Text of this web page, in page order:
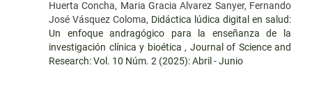
Huerta Concha, Maria Gracia Alvarez Sanyer, Fernando
José Vásquez Coloma, Didáctica lúdica digital en salud:
Un enfoque andragógico para la enseñanza de la
investigación clínica y bioética , Journal of Science and
Research: Vol. 10 Núm. 2 (2025): Abril - Junio